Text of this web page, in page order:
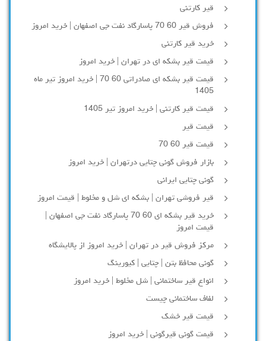
قیر کارتنی
فروش قیر 60 70 پاسارگاد نفت جی اصفهان | خرید امروز
خرید قیر کارتنی
قیمت قیر بشکه ای در تهران | خرید امروز
قیمت قیر بشکه ای صادراتی 60 70 | خرید امروز تیر ماه
1405
قیمت قیر کارتنی | خرید امروز تیر 1405
قیمت قیر
قیمت قیر 60 70
بازار فروش گونی چتایی درتهران | خرید امروز
گونی چتایی ایرانی
قیر فروشی تهران | بشکه ای شل و مخلوط | قیمت امروز
خرید قیر بشکه ای 60 70 پاسارگاد نفت جی اصفهان |
قیمت امروز
مرکز فروش قیر در تهران | خرید امروز از پالایشگاه
گونی محافظ بتن | چتایی | کیورینگ
انواع قیر ساختمانی | شل مخلوط | خرید امروز
لفاف ساختمانی چیست
قیمت قیر خشک
قیمت گونی قیرگونی | خرید امروز